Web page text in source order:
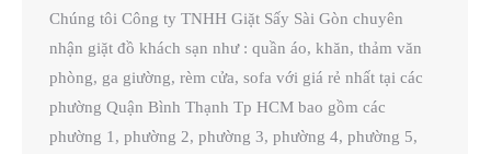
Chúng tôi Công ty TNHH Giặt Sấy Sài Gòn chuyên
nhận giặt đồ khách sạn như : quần áo, khăn, thảm văn
phòng, ga giường, rèm cửa, sofa với giá rẻ nhất tại các
phường Quận Bình Thạnh Tp HCM bao gồm các
phường 1, phường 2, phường 3, phường 4, phường 5,